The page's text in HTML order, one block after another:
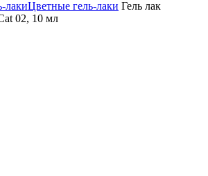
лакиЦветные гель-лаки Гель лак
02, 10 мл